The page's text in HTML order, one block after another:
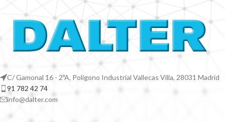
C/ Gamonal 16 - 2ºA, Polígono Industrial Vallecas Villa, 28031 Madrid
91 782 42 74
info@dalter.com